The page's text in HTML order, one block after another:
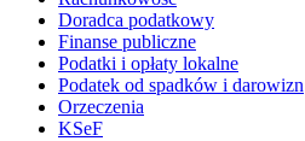
Doradca podatkowy
Finanse publiczne
Podatki i opłaty lokalne
Podatek od spadków i darowizn
Orzeczenia
KSeF